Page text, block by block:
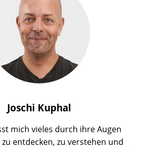
Joschi Kuphal
mich vieles durch ihre Augen
entdecken, zu verstehen und